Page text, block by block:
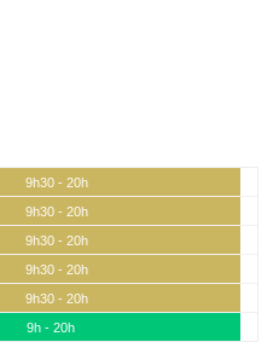
9h30 - 20h
9h30 - 20h
9h30 - 20h
9h30 - 20h
9h30 - 20h
9h - 20h